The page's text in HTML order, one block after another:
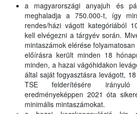
a magyarországi anyajuh és
meghaladja a 750.000-t, így
rendes/házi vágott kategóriából
kell elvégezni a tárgyév során.
mintaszámok elérése
előírásra került minden 18
minden, a hazai vágóhidakon
által saját fogyasztásra levágott,
TSE felderítésére irányuló
eredményeképpen 2021 óta
minimális mintaszámokat.